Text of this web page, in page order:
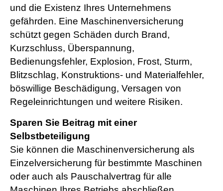
und die Existenz Ihres Unternehmens
gefährden. Eine Maschinenversicherung
schützt gegen Schäden durch Brand,
Kurzschluss, Überspannung,
Bedienungsfehler, Explosion, Frost, Sturm,
Blitzschlag, Konstruktions- und Materialfehler,
böswillige Beschädigung, Versagen von
Regeleinrichtungen und weitere Risiken.
Sparen Sie Beitrag mit einer
Selbstbeteiligung
Sie können die Maschinenversicherung als
Einzelversicherung für bestimmte Maschinen
oder auch als Pauschalvertrag für alle